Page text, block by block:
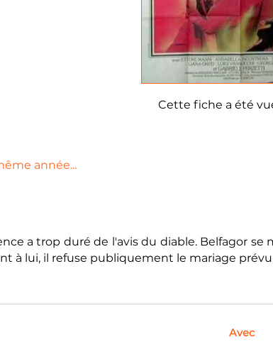
Cette fiche a été
année...
a trop duré de l'avis du diable. Belfagor
à lui, il refuse publiquement le mariage prévu
Avec